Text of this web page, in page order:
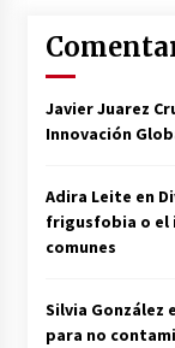
Javier Juarez
Innovación
Adira Leite en
frigusfobia o el
comunes
Silvia González
para no